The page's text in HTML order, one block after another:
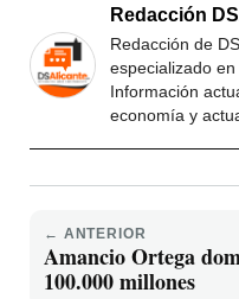
Redacción
Redacción de
especializado
Información
economía y
← ANTERIOR
Amancio Ortega
100.000 millones